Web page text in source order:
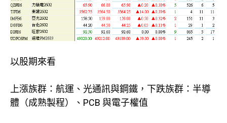
以股期來看
上漲族群：航運、光通訊與鋼鐵，下跌族群：半導
體（成熟製程）、PCB 與電子權值